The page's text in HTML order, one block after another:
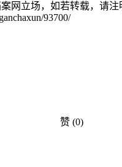
网立场，如若转载，请注
93700/
赞 (0)